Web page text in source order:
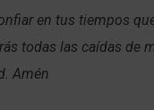
en tus tiempos
todas las caídas de
Amén